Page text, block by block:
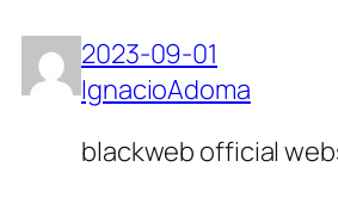
2023-09-01
IgnacioAdoma
blackweb official